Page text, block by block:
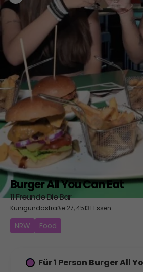
Burger All You Can Eat
11 Freunde Die Bar
Kunigundastraße 27, 45131 Essen
NRW Food
Für 1 Person Burger All